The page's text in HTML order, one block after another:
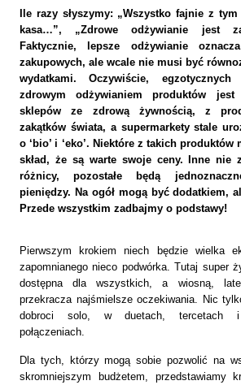
Ile razy słyszymy: „Wszystko fajnie z
kasa…”, „Zdrowe odżywianie jest
Faktycznie, lepsze odżywianie
zakupowych, ale wcale nie musi być
wydatkami. Oczywiście,
zdrowym odżywianiem produktów jest
sklepów ze zdrową żywnością, z
zakątków świata, a supermarkety stale
o ‘bio’ i ‘eko’. Niektóre z takich
skład, że są warte swoje ceny. Inne nie
różnicy, pozostałe będą
pieniędzy. Na ogół mogą być dodatkiem,
Przede wszystkim zadbajmy o podstawy!
Pierwszym krokiem niech będzie wielka
zapomnianego nieco podwórka. Tutaj super
dostępna dla wszystkich, a wiosną,
przekracza najśmielsze oczekiwania. Nic
dobroci solo, w duetach, tercetach i
połączeniach.
Dla tych, którzy mogą sobie pozwolić na
skromniejszym budżetem, przedstawiamy